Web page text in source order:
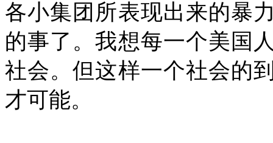
各小集团所表现出来的暴
的事了。我想每一个美国
社会。但这样一个社会的
才可能。